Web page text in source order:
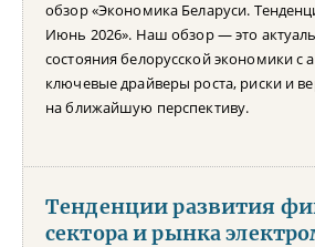
обзор «Экономика Беларуси.
Июнь 2026». Наш обзор — это
состояния белорусской экономики с
ключевые драйверы роста, риски и
на ближайшую перспективу.
Тенденции развития
сектора и рынка